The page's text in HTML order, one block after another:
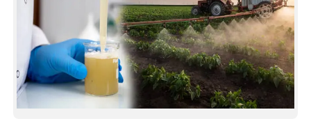
ASTRO